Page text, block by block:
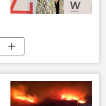
китеп